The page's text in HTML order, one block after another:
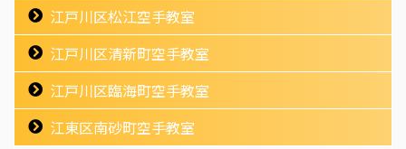
江戸川区松江空手教室
江戸川区清新町空手教室
江戸川区臨海町空手教室
江東区南砂町空手教室